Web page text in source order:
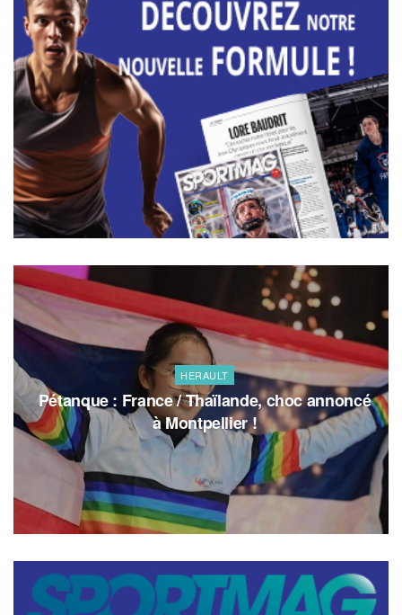
HERAULT
Pétanque : France / Thaïlande, choc annoncé
à Montpellier !